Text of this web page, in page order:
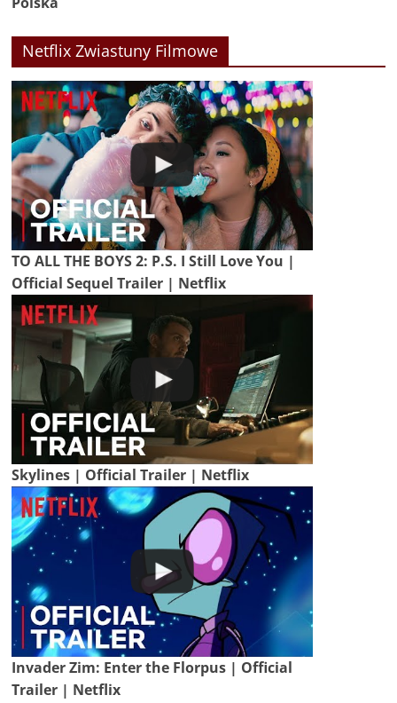
Netflix Zwiastuny Filmowe
TO ALL THE BOYS 2: P.S. I Still Love You |
Official Sequel Trailer | Netflix
Skylines | Official Trailer | Netflix
Invader Zim: Enter the Florpus | Official
Trailer | Netflix